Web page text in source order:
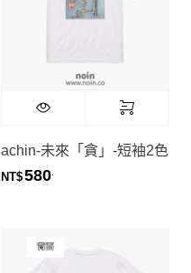
achin-未來「貪」-短袖2色
NT$580